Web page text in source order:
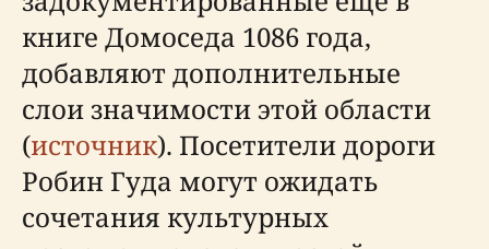
книге Домоседа 1086 года,
добавляют дополнительные
слои значимости этой области
(источник). Посетители дороги
Робин Гуда могут ожидать
сочетания культурных